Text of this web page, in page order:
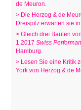
de Meuron.
> Die Herzog & de
Dreispitz erwarten sie
> Gleich drei Bauten
1.2017Swiss
Hamburg.
> Lesen Sie eine Kritik
York von Herzog & de